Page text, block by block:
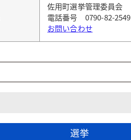
佐用町選挙管理委員会
電話番号 0790-82-2549
お問い合わせ
選挙